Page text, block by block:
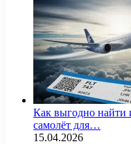
Как выгодно найти
самолёт для…
15.04.2026